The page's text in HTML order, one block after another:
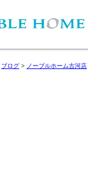
ブログ > ノーブルホーム古河店